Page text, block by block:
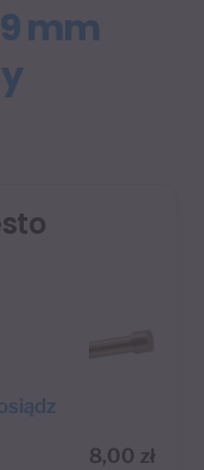
mm
8,00 zł